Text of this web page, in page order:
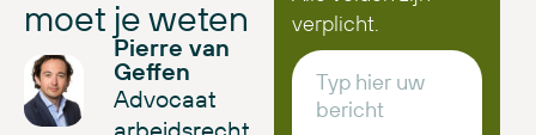
moet je weten
Pierre van
Geffen
Advocaat
verplicht.